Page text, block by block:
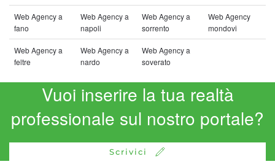
Web Agency a
fano
Web Agency a
napoli
Web Agency a
sorrento
Web Agency
mondovi
Web Agency a
feltre
Web Agency a
nardo
Web Agency a
soverato
Vuoi inserire la tua realtà
professionale sul nostro portale?
Scrivici